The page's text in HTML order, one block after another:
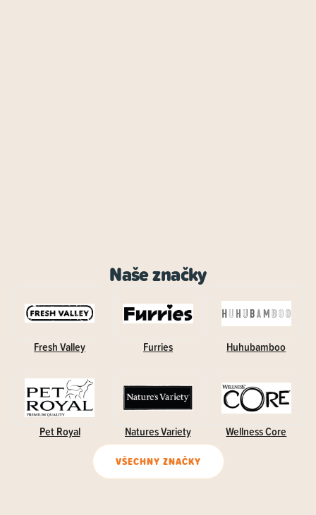
Naše značky
Fresh Valley Furries Huhubamboo
Pet Royal Natures Variety Wellness Core
VŠECHNY ZNAČKY